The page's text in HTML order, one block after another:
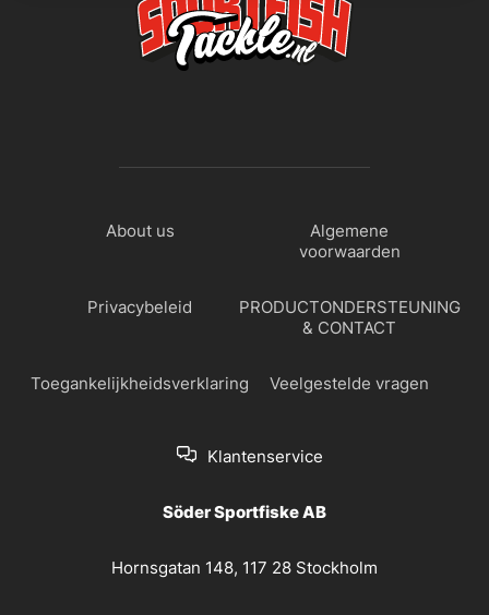
About us
Algemene
voorwaarden
Privacybeleid
PRODUCTONDERSTEUNING
& CONTACT
Toegankelijkheidsverklaring Veelgestelde vragen
Klantenservice
Söder Sportfiske AB
Hornsgatan 148, 117 28 Stockholm